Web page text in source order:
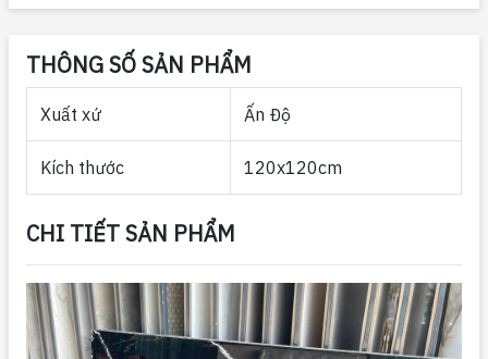
THÔNG SỐ SẢN PHẨM
Xuất xứ Ấn Độ
Kích thước 120x120cm
CHI TIẾT SẢN PHẨM